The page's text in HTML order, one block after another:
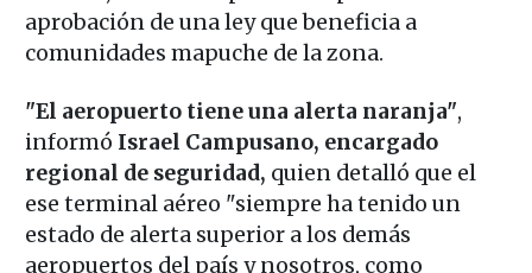
aprobación de una ley que beneficia a
comunidades mapuche de la zona.
"El aeropuerto tiene una alerta naranja",
informó Israel Campusano, encargado
regional de seguridad, quien detalló que el
ese terminal aéreo "siempre ha tenido un
estado de alerta superior a los demás
aeropuertos del país y nosotros, como